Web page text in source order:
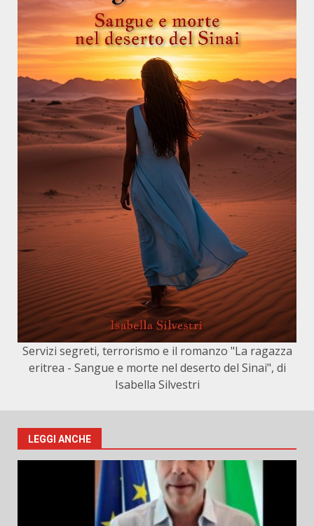
Servizi segreti, terrorismo e il romanzo "La ragazza
eritrea - Sangue e morte nel deserto del Sinai", di
Isabella Silvestri
LEGGI ANCHE